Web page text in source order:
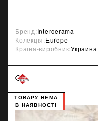
Бренд:Intercerama
Колекція:Europe
Країна-виробник:Украина
ТОВАРУ НЕМА
В НАЯВНОСТІ